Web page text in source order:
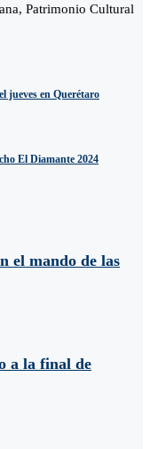
Patrimonio Cultural
jueves en Querétaro
El Diamante 2024
el mando de las
a la final de